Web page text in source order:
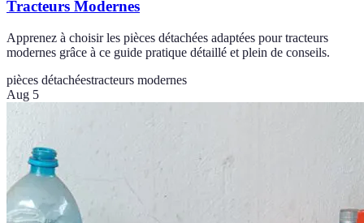
Tracteurs Modernes
Apprenez à choisir les pièces détachées adaptées pour tracteurs
modernes grâce à ce guide pratique détaillé et plein de conseils.
pièces détachéestracteurs modernes
Aug 5